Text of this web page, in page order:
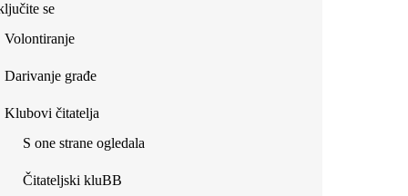
se
Volontiranje
Darivanje građe
Klubovi čitatelja
S one strane ogledala
Čitateljski kluBB